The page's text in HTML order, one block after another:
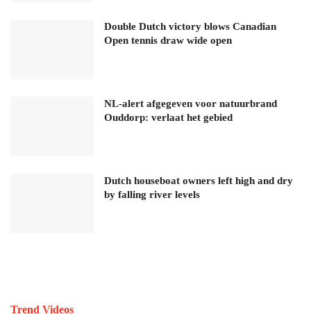
Double Dutch victory blows Canadian
Open tennis draw wide open
NL-alert afgegeven voor natuurbrand
Ouddorp: verlaat het gebied
Dutch houseboat owners left high and dry
by falling river levels
Trend Videos